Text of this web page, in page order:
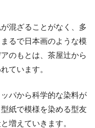
混ざることがなく、多
るで日本画のような模
のもとは、茶屋辻から
ています。
パから科学的な染料が
紙で模様を染める型友
増えていきます。